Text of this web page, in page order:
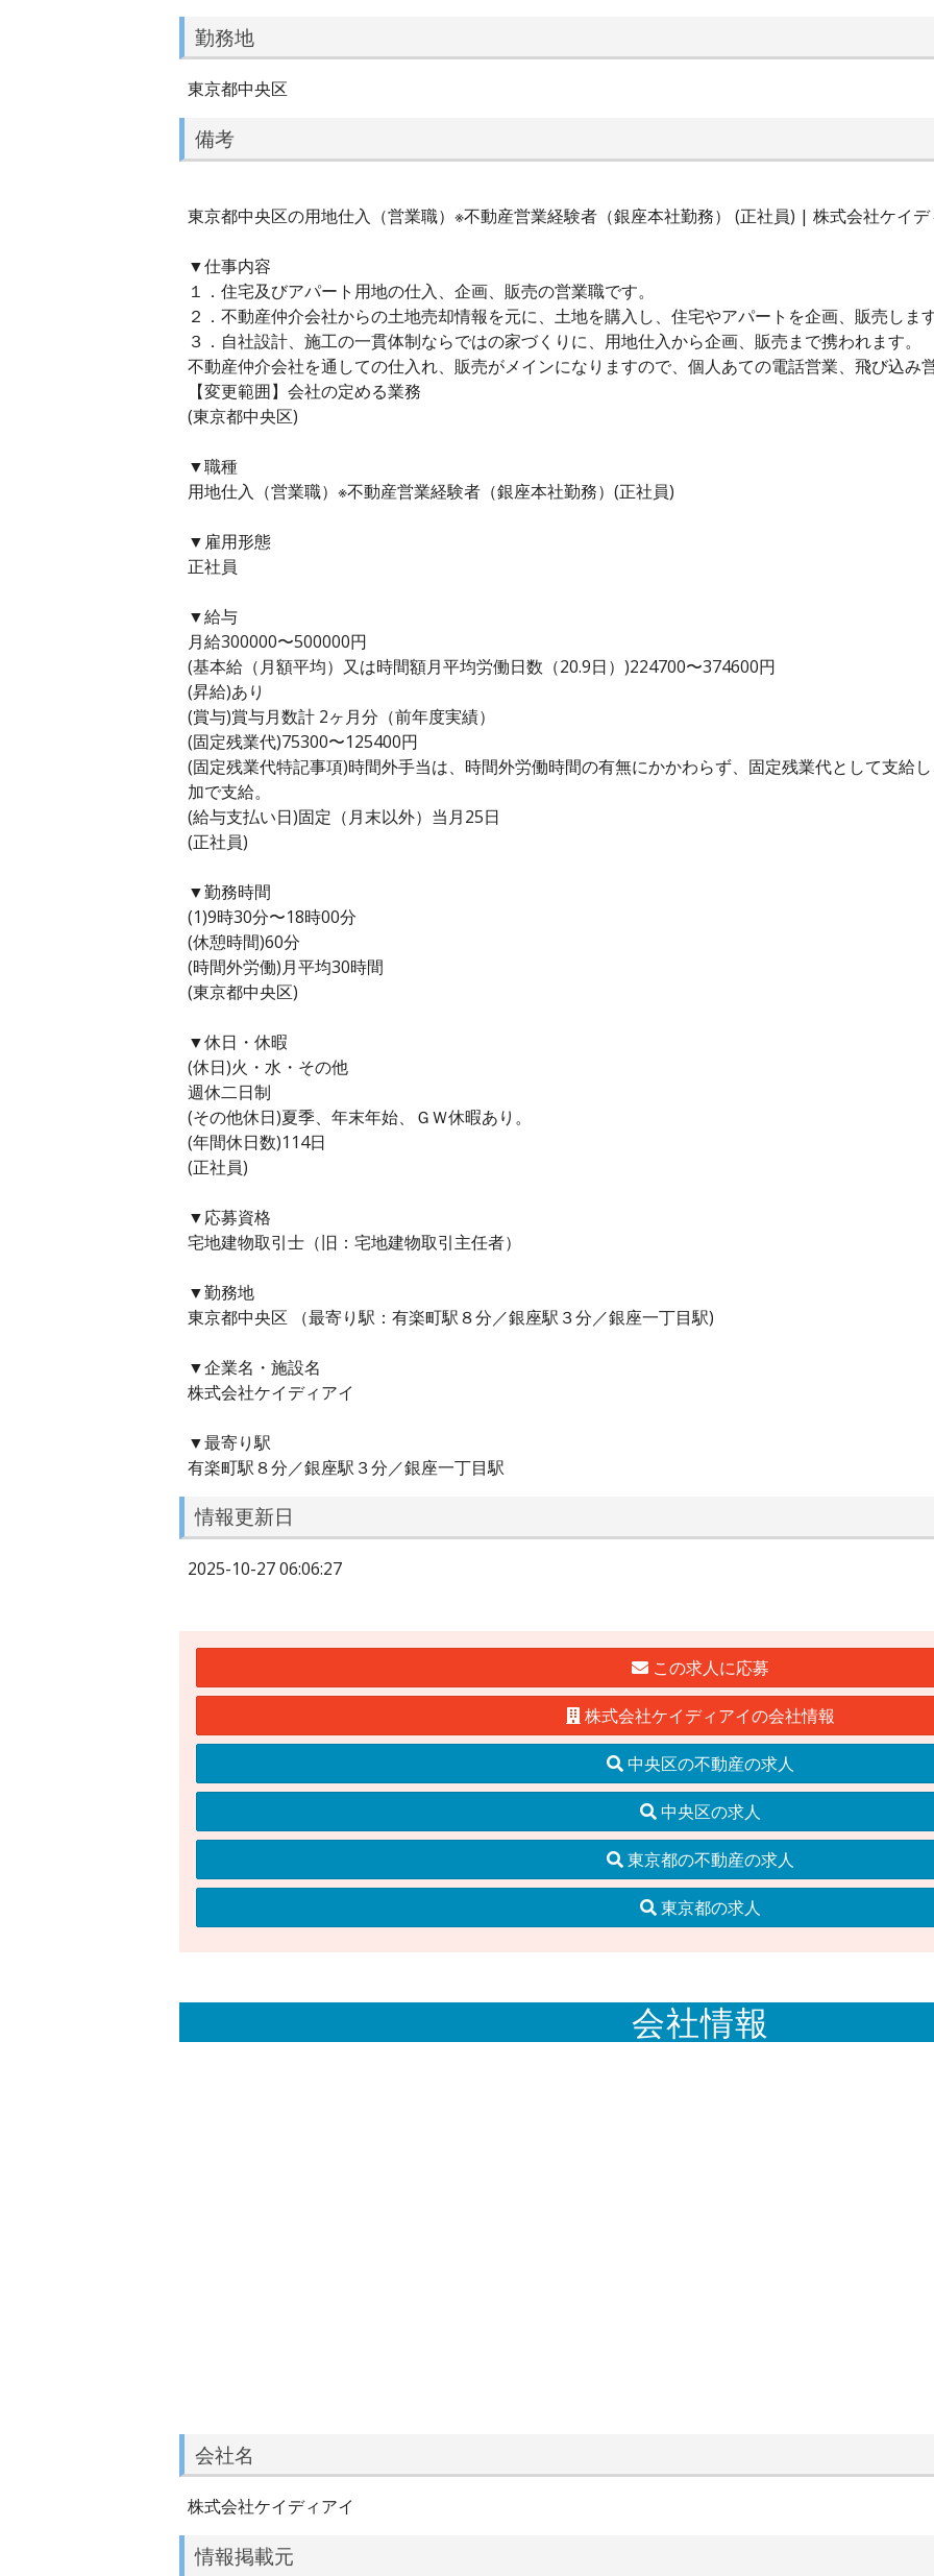
勤務地
東京都中央区
備考
東京都中央区の用地仕入（営業職）※不動産営業経験者（銀座本社勤務） (正社員) | 株式会社ケイ
▼仕事内容
１．住宅及びアパート用地の仕入、企画、販売の営業職です。
２．不動産仲介会社からの土地売却情報を元に、土地を購入し、住宅やアパートを企画、販売しま
３．自社設計、施工の一貫体制ならではの家づくりに、用地仕入から企画、販売まで携われます。
不動産仲介会社を通しての仕入れ、販売がメインになりますので、個人あての電話営業、飛び込み
【変更範囲】会社の定める業務
(東京都中央区)
▼職種
用地仕入（営業職）※不動産営業経験者（銀座本社勤務）(正社員)
▼雇用形態
正社員
▼給与
月給300000〜500000円
(基本給（月額平均）又は時間額月平均労働日数（20.9日）)224700〜374600円
(昇給)あり
(賞与)賞与月数計 2ヶ月分（前年度実績）
(固定残業代)75300〜125400円
(固定残業代特記事項)時間外手当は、時間外労働時間の有無にかかわらず、固定残業代として支給
加で支給。
(給与支払い日)固定（月末以外）当月25日
(正社員)
▼勤務時間
(1)9時30分〜18時00分
(休憩時間)60分
(時間外労働)月平均30時間
(東京都中央区)
▼休日・休暇
(休日)火・水・その他
週休二日制
(その他休日)夏季、年末年始、ＧＷ休暇あり。
(年間休日数)114日
(正社員)
▼応募資格
宅地建物取引士（旧：宅地建物取引主任者）
▼勤務地
東京都中央区 （最寄り駅：有楽町駅８分／銀座駅３分／銀座一丁目駅)
▼企業名・施設名
株式会社ケイディアイ
▼最寄り駅
有楽町駅８分／銀座駅３分／銀座一丁目駅
情報更新日
2025-10-27 06:06:27
この求人に応募
株式会社ケイディアイの会社情報
中央区の不動産の求人
中央区の求人
東京都の不動産の求人
東京都の求人
会社情報
会社名
株式会社ケイディアイ
情報掲載元